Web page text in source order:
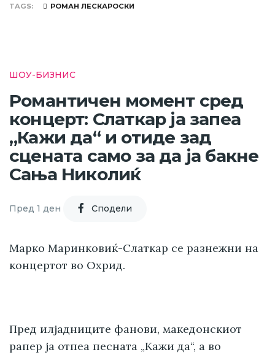
TAGS РОМАН ЛЕСКАРОСКИ
ШОУ-БИЗНИС
Романтичен момент сред
концерт: Слаткар ја запеа
„Кажи да“ и отиде зад
сцената само за да ја бакне
Сања Николиќ
Пред 1 ден Cподели
Марко Маринковиќ-Слаткар се разнежни на
концертот во Охрид.
Пред илјадниците фанови, македонскиот
рапер ја отпеа песната „Кажи да“, а во